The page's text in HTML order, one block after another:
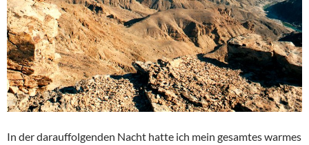
In der darauffolgenden Nacht hatte ich mein gesamtes warmes